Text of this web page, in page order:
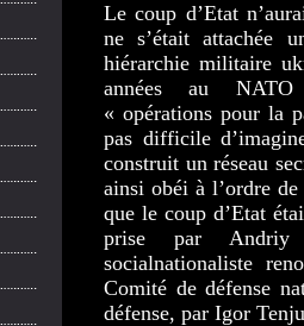
Le coup d’Etat
ne s’était attachée
hiérarchie militaire
années au
« opérations pour la
pas difficile
construit un réseau
ainsi obéi à l’ordre
que le coup d’Etat
prise par Andriy
socialnationaliste
Comité de défense
défense, par Igor